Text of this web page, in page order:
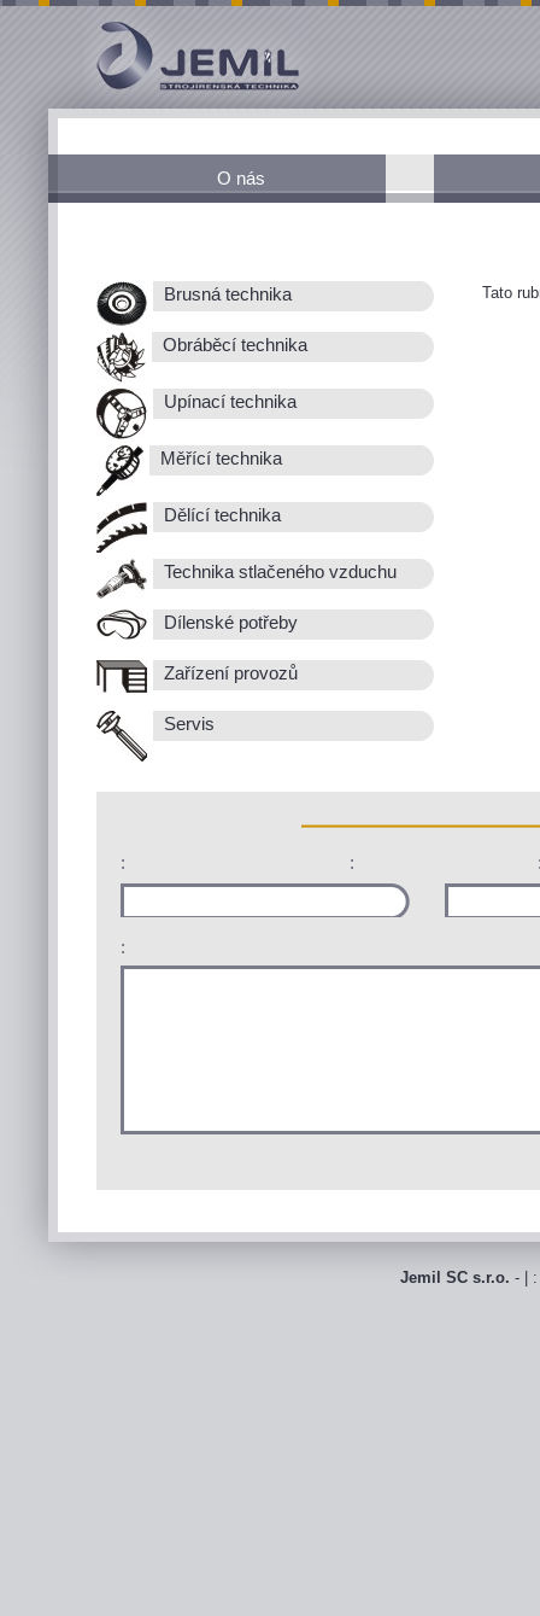
O nás
Brusná technika
Obráběcí technika
Upínací technika
Měřící technika
Dělící technika
Technika stlačeného vzduchu
Dílenské potřeby
Zařízení provozů
Servis
Tato
: :
:
Jemil SC s.r.o. - |